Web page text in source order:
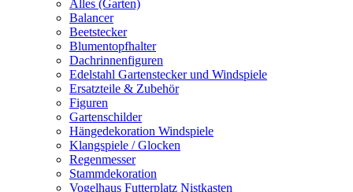
Alles (Garten)
Balancer
Beetstecker
Blumentopfhalter
Dachrinnenfiguren
Edelstahl Gartenstecker und Windspiele
Ersatzteile & Zubehör
Figuren
Gartenschilder
Hängedekoration Windspiele
Klangspiele / Glocken
Regenmesser
Stammdekoration
Vogelhaus Futterplatz Nistkasten